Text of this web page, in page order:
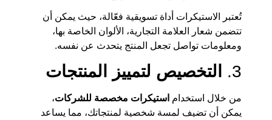
تُعتبر الاستيكرات أداة تسويقية فعّالة، حيث يمكن أن
تتضمن شعار العلامة التجارية، الألوان الخاصة بها،
ومعلومات تواصل تجعل المنتج يتحدث عن نفسه.
3. التخصيص لتمييز المنتجات
من خلال استخدام استيكرات مخصصة للشركات،
يمكن أن تضيف لمسة شخصية لمنتجاتك، مما يساعد